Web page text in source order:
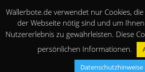
Wällerbote.de verwendet nur Cookies,
der Webseite nötig sind und um
Nutzererlebnis zu gewährleisten. Diese
persönlichen Informationen.
Datenschutzhinweise